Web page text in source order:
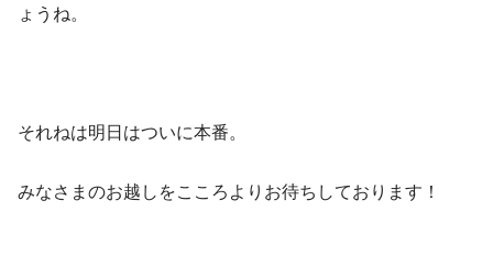
ょうね。
それねは明日はついに本番。
みなさまのお越しをこころよりお待ちしております！